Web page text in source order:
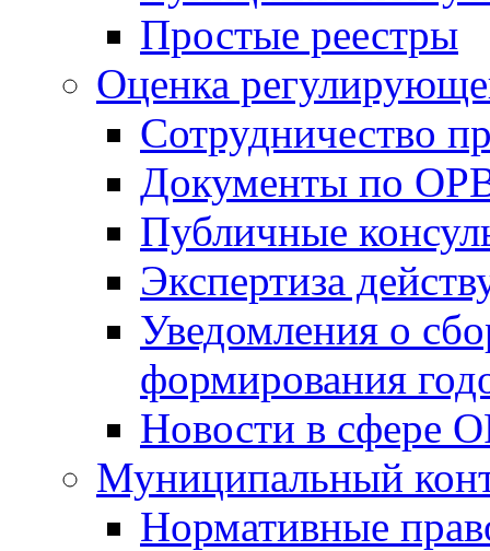
Простые реестры
Оценка
Сотрудничество
Документы по
Публичные
Экспертиза
Уведомления о
формирования
Новости в сфере
Муниципальный
Нормативные